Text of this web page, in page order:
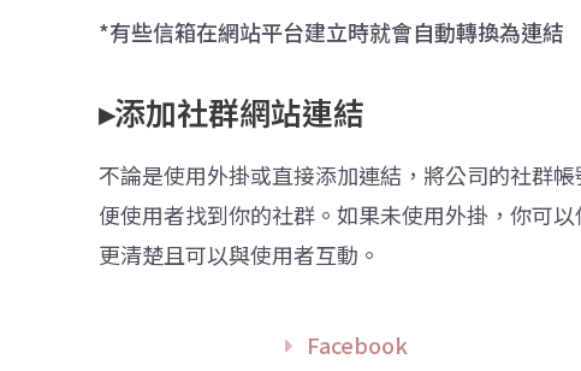
*有些信箱在網站平台建立時就會自動轉換為連結
▸添加社群網站連結
不論是使用外掛或直接添加連結，將公司的社群
便使用者找到你的社群。如果未使用外掛，你可
更清楚且可以與使用者互動。
Facebook